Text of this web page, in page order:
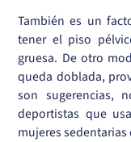
También es un
tener el piso
gruesa. De otro
queda doblada,
son sugerencias,
deportistas que
mujeres